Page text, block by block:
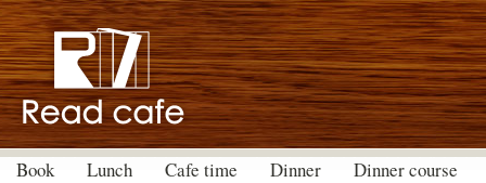
Book Lunch Cafe time Dinner Dinner course